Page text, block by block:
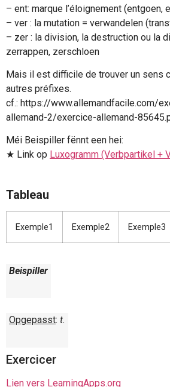
– ent: marque l’éloignement (entgoen,
– ver : la mutation = verwandelen
– zer : la division, la destruction ou la
zerrappen, zerschloen
Mais il est difficile de trouver un sens
autres préfixes.
cf.: https://www.allemandfacile.com/
allemand-2/exercice-allemand-
Méi Beispiller fënnt een hei:
★ Link op Luxogramm (Verbpartikel +
Tableau
Exemple1 Exemple2 Exemple3
Beispiller
Opgepasst: t.
Exercicer
Lien vers LearningApps.org